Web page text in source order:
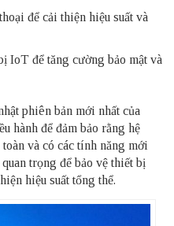
để cải thiện hiệu suất và
IoT để tăng cường bảo mật và
phiên bản mới nhất của
hành để đảm bảo rằng hệ
và có các tính năng mới
trọng để bảo vệ thiết bị
hiệu suất tổng thể.